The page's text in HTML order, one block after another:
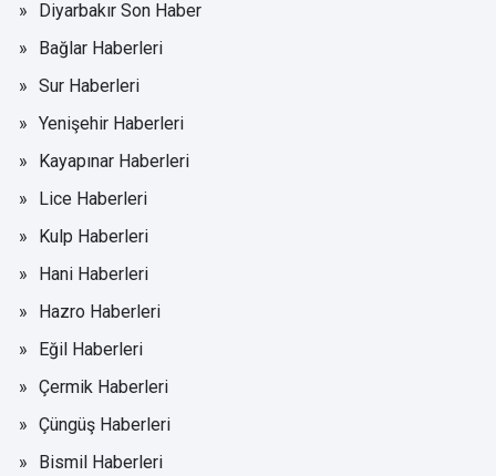
Diyarbakır Son Haber
Bağlar Haberleri
Sur Haberleri
Yenişehir Haberleri
Kayapınar Haberleri
Lice Haberleri
Kulp Haberleri
Hani Haberleri
Hazro Haberleri
Eğil Haberleri
Çermik Haberleri
Çüngüş Haberleri
Bismil Haberleri